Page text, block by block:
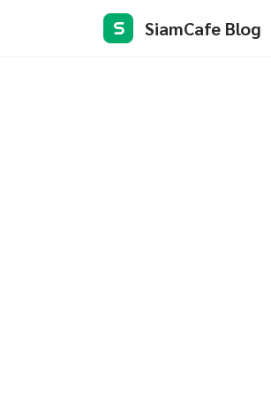
S SiamCafe Blog